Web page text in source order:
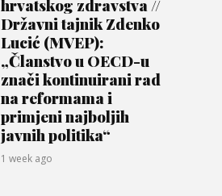
hrvatskog zdravstva //
Državni tajnik Zdenko
Lucić (MVEP):
„Članstvo u OECD-u
znači kontinuirani rad
na reformama i
primjeni najboljih
javnih politika“
1 week ago